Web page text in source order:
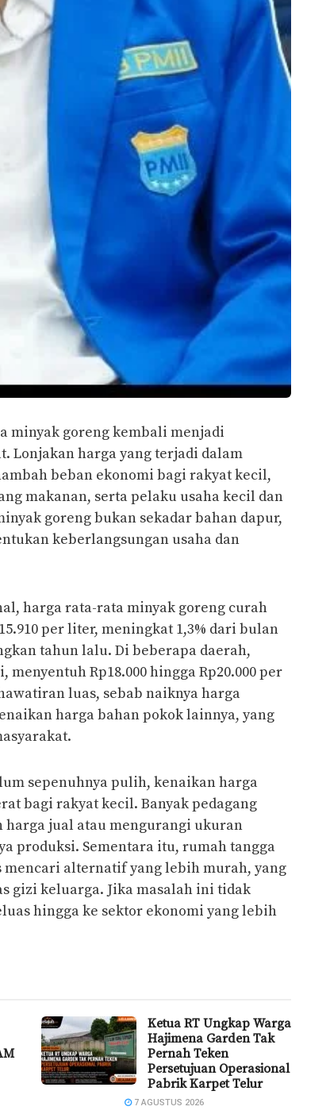
minyak goreng kembali menjadi
Lonjakan harga yang terjadi dalam
beban ekonomi bagi rakyat kecil,
makanan, serta pelaku usaha kecil dan
goreng bukan sekadar bahan dapur,
keberlangsungan usaha dan
harga rata-rata minyak goreng curah
per liter, meningkat 1,3% dari bulan
tahun lalu. Di beberapa daerah,
Rp18.000 hingga Rp20.000 per
luas, sebab naiknya harga
harga bahan pokok lainnya, yang
sepenuhnya pulih, kenaikan harga
bagi rakyat kecil. Banyak pedagang
harga jual atau mengurangi ukuran
produksi. Sementara itu, rumah tangga
mencari alternatif yang lebih murah, yang
gizi keluarga. Jika masalah ini tidak
hingga ke sektor ekonomi yang lebih
Ketua RT Ungkap Warga
Hajimena Garden Tak
Pernah Teken
Persetujuan Operasional
Pabrik Karpet Telur
7 AGUSTUS 2026